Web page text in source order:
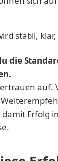
stabil,
die
auf.
damit Erfolg